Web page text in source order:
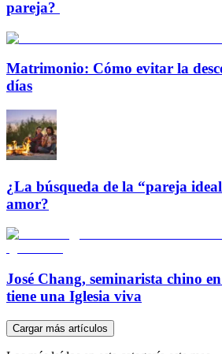
pareja?
Matrimonio: Cómo evitar la
días
¿La búsqueda de la “pareja
amor?
José Chang, seminarista chino
tiene una Iglesia viva
Cargar más artículos